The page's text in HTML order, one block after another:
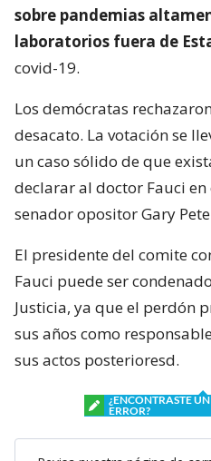
sobre pandemias
laboratorios fuera de
covid-19.
Los demócratas
desacato. La votación se
un caso sólido de que
declarar al doctor Fauci en
senador opositor Gary
El presidente del comite
Fauci puede ser
Justicia, ya que el perdón
sus años como
sus actos posterioresd.
¿ENCONTRASTE UN
ERROR?